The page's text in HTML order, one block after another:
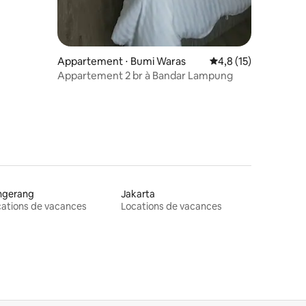
Appartement ⋅ Bumi Waras Évaluation
4,8 (15)
Appartement 2 br à Bandar Lampung
de vacances
Jakarta
Locations de vacances